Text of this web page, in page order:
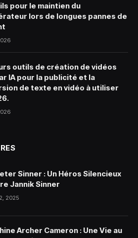
pour le maintien du
lors de longues pannes de
outils de création de vidéos
IA pour la publicité et la
de texte en vidéo à utiliser
Sinner : Un Héros Silencieux
Jannik Sinner
2025
Archer Cameron : Une Vie au